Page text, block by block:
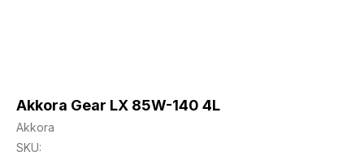
Akkora Gear LX 85W-140 4L
Akkora
SKU: